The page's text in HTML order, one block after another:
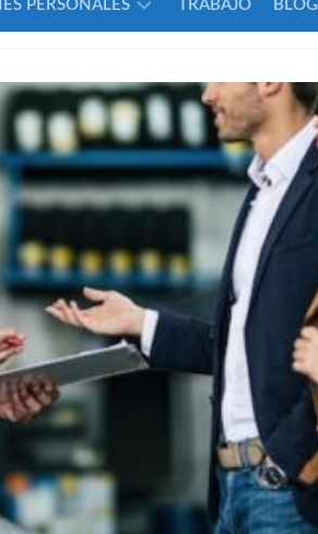
PERSONALES TRABAJO BLOG